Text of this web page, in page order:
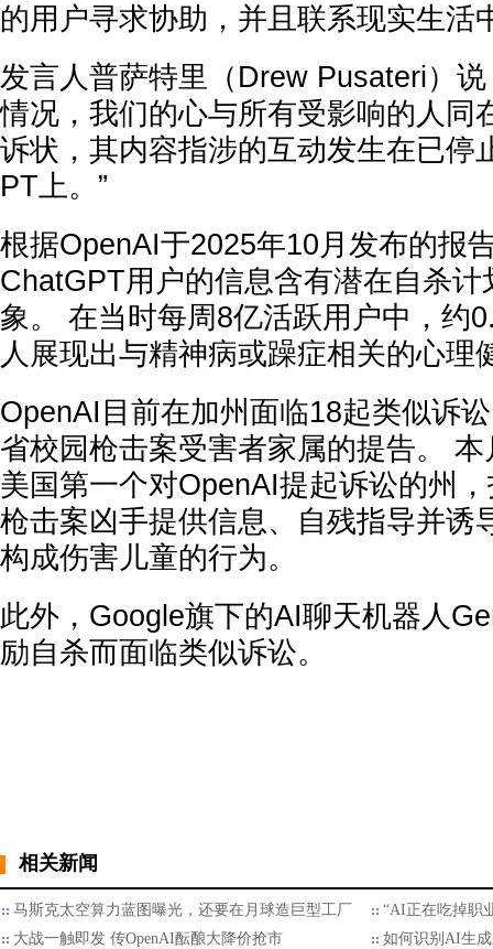
的用户寻求协助，并且联系现实生活
发言人普萨特里（Drew Pusateri）
情况，我们的心与所有受影响的人同
诉状，其内容指涉的互动发生在已停
PT上。”
根据OpenAI于2025年10月发布的报
ChatGPT用户的信息含有潜在自杀
象。 在当时每周8亿活跃用户中，约
人展现出与精神病或躁症相关的心理
OpenAI目前在加州面临18起类似诉
省校园枪击案受害者家属的提告。
美国第一个对OpenAI提起诉讼的州
枪击案凶手提供信息、自残指导并诱
构成伤害儿童的行为。
此外，Google旗下的AI聊天机器人
励自杀而面临类似诉讼。
相关新闻
马斯克太空算力蓝图曝光，还要在月球造巨型工厂
“AI正在吃掉职
大战一触即发 传OpenAI酝酿大降价抢市
如何识别AI生